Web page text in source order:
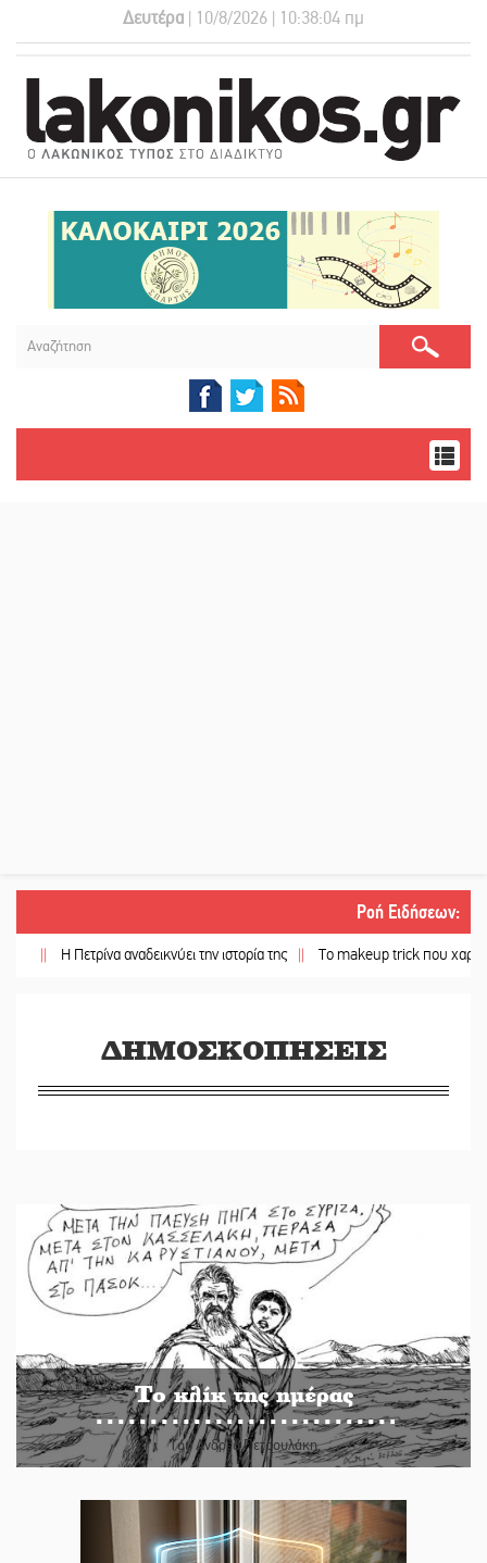
Δευτέρα | 10/8/2026 | 10:38:05 πμ
Ροή Ειδήσεων:
Η Πετρίνα αναδεικνύει την ιστορία της || Το makeup trick που χαρίζει πιο
ΔΗΜΟΣΚΟΠΗΣΕΙΣ
Το κλίκ της ημέρας
Του Ανδρέα Πετρουλάκη